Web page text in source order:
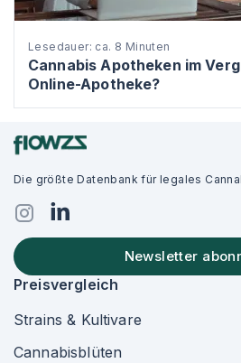
Lesedauer: ca. 8 Minuten
Cannabis Apotheken im
Online-Apotheke?
Die größte Datenbank für legales
Newsletter
Preisvergleich
Strains & Kultivare
Cannabisblüten